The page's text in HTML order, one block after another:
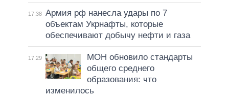
17:38 Армия рф нанесла удары по 7
объектам Укрнафты, которые
обеспечивают добычу нефти и газа
17:29
МОН обновило стандарты
общего среднего
образования: что
изменилось